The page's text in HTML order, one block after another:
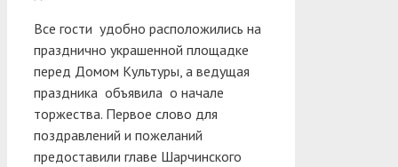
Все гости удобно расположились на
празднично украшенной площадке
перед Домом Культуры, а ведущая
праздника объявила о начале
торжества. Первое слово для
поздравлений и пожеланий
предоставили главе Шарчинского